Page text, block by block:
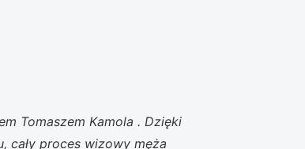
Tomaszem Kamola . Dzięki
cały proces wizowy męża